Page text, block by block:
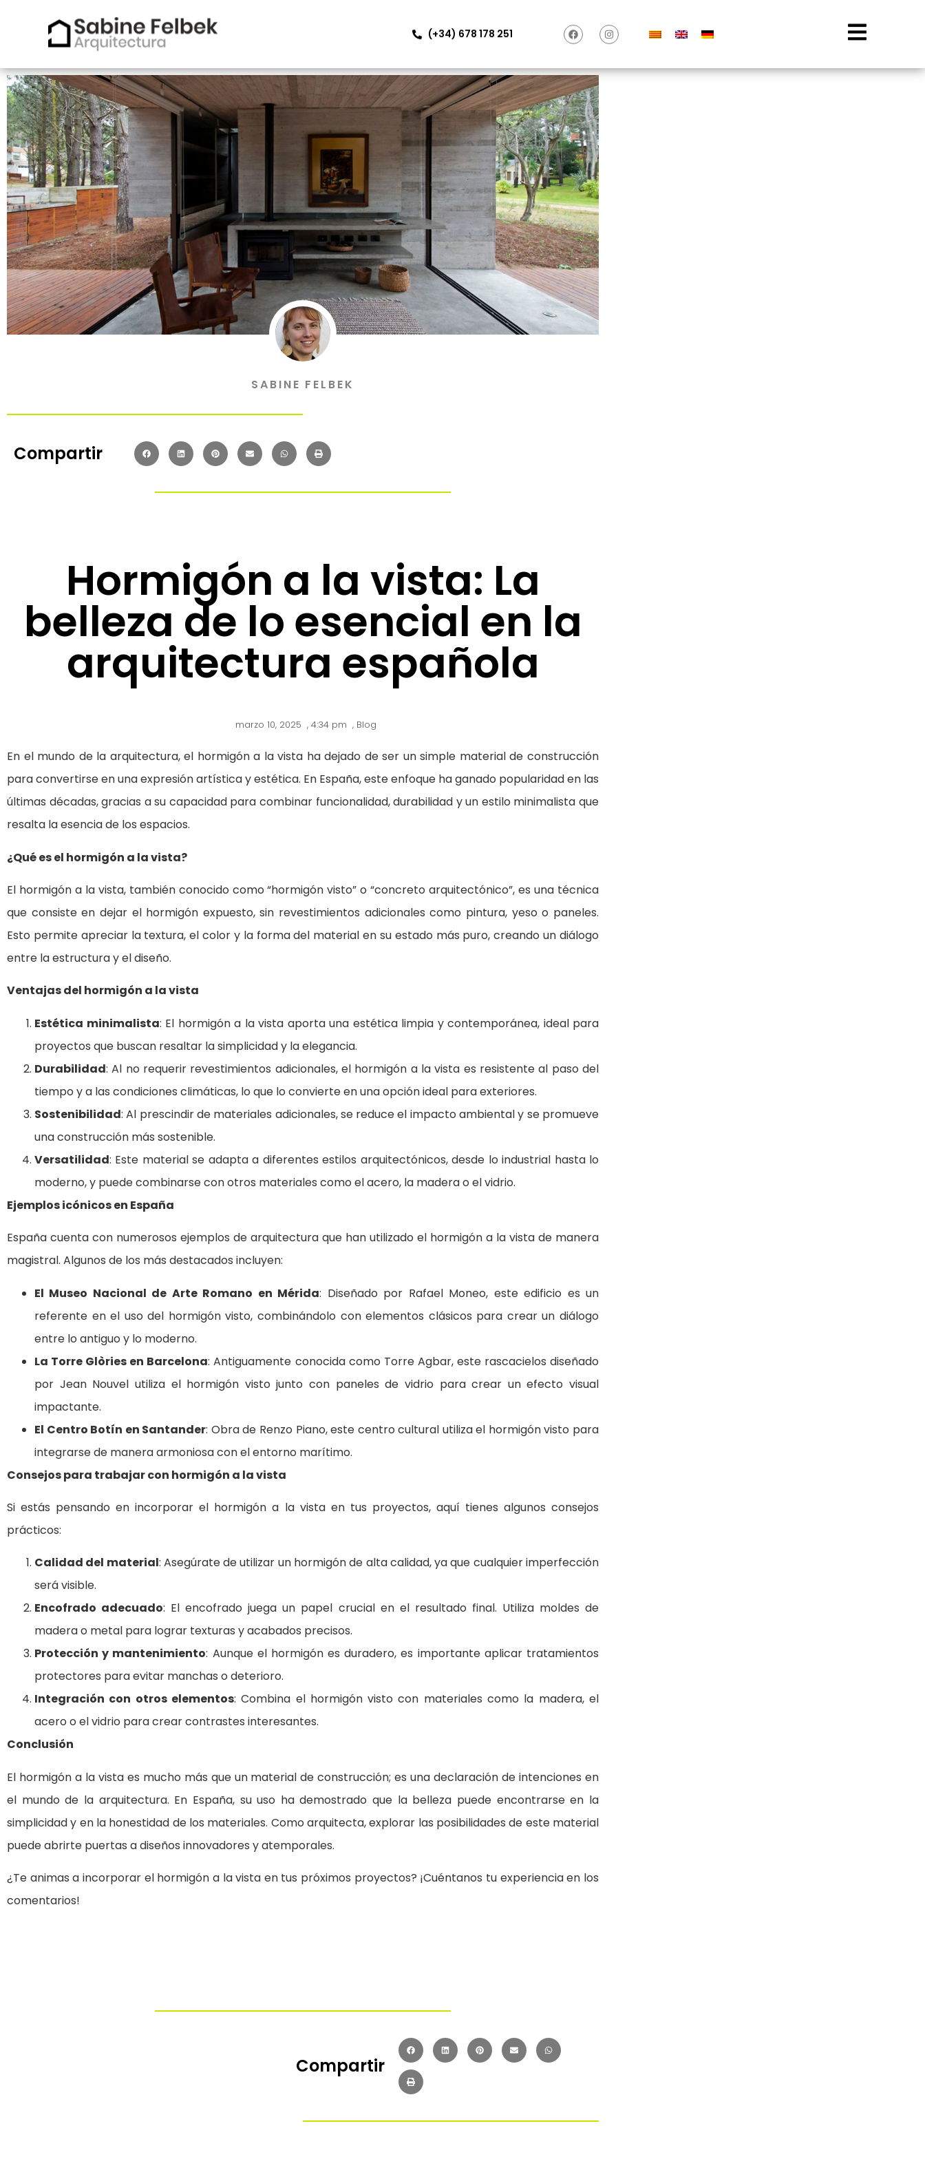
(+34) 678 178 251
SABINE FELBEK
Compartir
Hormigón a la vista: La
belleza de lo esencial en la
arquitectura española
marzo 10, 2025 , 4:34 pm , Blog
En el mundo de la arquitectura, el hormigón a la vista ha dejado de ser un simple material de construcción
para convertirse en una expresión artística y estética. En España, este enfoque ha ganado popularidad en las
últimas décadas, gracias a su capacidad para combinar funcionalidad, durabilidad y un estilo minimalista que
resalta la esencia de los espacios.
¿Qué es el hormigón a la vista?
El hormigón a la vista, también conocido como “hormigón visto” o “concreto arquitectónico”, es una técnica
que consiste en dejar el hormigón expuesto, sin revestimientos adicionales como pintura, yeso o paneles.
Esto permite apreciar la textura, el color y la forma del material en su estado más puro, creando un diálogo
entre la estructura y el diseño.
Ventajas del hormigón a la vista
Estética minimalista: El hormigón a la vista aporta una estética limpia y contemporánea, ideal para
proyectos que buscan resaltar la simplicidad y la elegancia.
Durabilidad: Al no requerir revestimientos adicionales, el hormigón a la vista es resistente al paso del
tiempo y a las condiciones climáticas, lo que lo convierte en una opción ideal para exteriores.
Sostenibilidad: Al prescindir de materiales adicionales, se reduce el impacto ambiental y se promueve
una construcción más sostenible.
Versatilidad: Este material se adapta a diferentes estilos arquitectónicos, desde lo industrial hasta lo
moderno, y puede combinarse con otros materiales como el acero, la madera o el vidrio.
Ejemplos icónicos en España
España cuenta con numerosos ejemplos de arquitectura que han utilizado el hormigón a la vista de manera
magistral. Algunos de los más destacados incluyen:
El Museo Nacional de Arte Romano en Mérida: Diseñado por Rafael Moneo, este edificio es un
referente en el uso del hormigón visto, combinándolo con elementos clásicos para crear un diálogo
entre lo antiguo y lo moderno.
La Torre Glòries en Barcelona: Antiguamente conocida como Torre Agbar, este rascacielos diseñado
por Jean Nouvel utiliza el hormigón visto junto con paneles de vidrio para crear un efecto visual
impactante.
El Centro Botín en Santander: Obra de Renzo Piano, este centro cultural utiliza el hormigón visto para
integrarse de manera armoniosa con el entorno marítimo.
Consejos para trabajar con hormigón a la vista
Si estás pensando en incorporar el hormigón a la vista en tus proyectos, aquí tienes algunos consejos
prácticos:
Calidad del material: Asegúrate de utilizar un hormigón de alta calidad, ya que cualquier imperfección
será visible.
Encofrado adecuado: El encofrado juega un papel crucial en el resultado final. Utiliza moldes de
madera o metal para lograr texturas y acabados precisos.
Protección y mantenimiento: Aunque el hormigón es duradero, es importante aplicar tratamientos
protectores para evitar manchas o deterioro.
Integración con otros elementos: Combina el hormigón visto con materiales como la madera, el
acero o el vidrio para crear contrastes interesantes.
Conclusión
El hormigón a la vista es mucho más que un material de construcción; es una declaración de intenciones en
el mundo de la arquitectura. En España, su uso ha demostrado que la belleza puede encontrarse en la
simplicidad y en la honestidad de los materiales. Como arquitecta, explorar las posibilidades de este material
puede abrirte puertas a diseños innovadores y atemporales.
¿Te animas a incorporar el hormigón a la vista en tus próximos proyectos? ¡Cuéntanos tu experiencia en los
comentarios!
Compartir